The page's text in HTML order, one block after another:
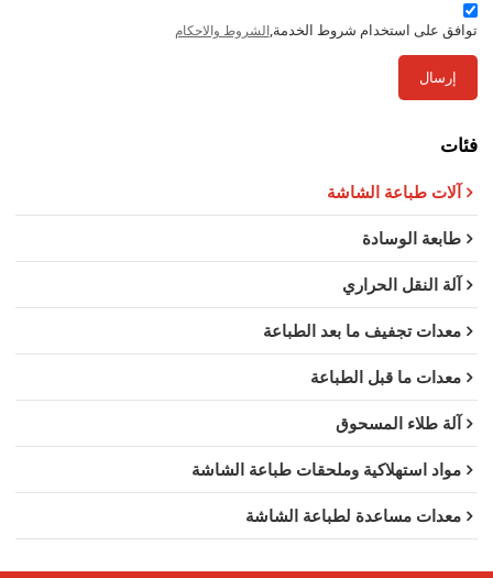
توافق على استخدام شروط الخدمة,الشروط والاحكام
إرسال
فئات
آلات طباعة الشاشة
طابعة الوسادة
آلة النقل الحراري
معدات تجفيف ما بعد الطباعة
معدات ما قبل الطباعة
آلة طلاء المسحوق
مواد استهلاكية وملحقات طباعة الشاشة
معدات مساعدة لطباعة الشاشة